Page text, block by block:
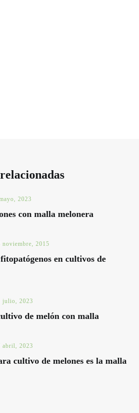
2023
con malla melonera
noviembre, 2015
en cultivos de
julio, 2023
de melón con malla
abril, 2023
cultivo de melones es la malla